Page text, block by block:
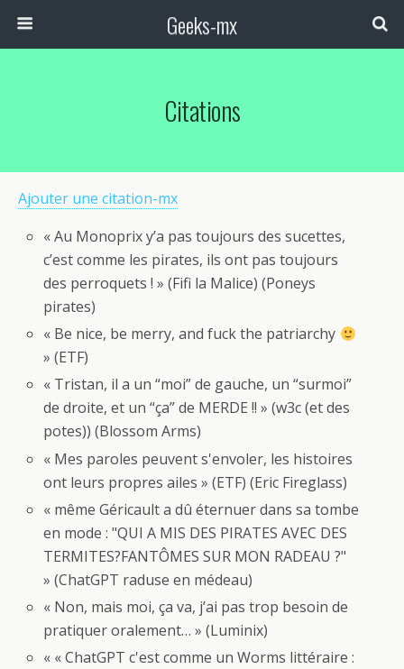
Geeks-mx
Citations
Ajouter une citation-mx
« Au Monoprix y’a pas toujours des sucettes,
c’est comme les pirates, ils ont pas toujours
des perroquets ! » (Fifi la Malice) (Poneys
pirates)
« Be nice, be merry, and fuck the patriarchy
» (ETF)
« Tristan, il a un “moi” de gauche, un “surmoi”
de droite, et un “ça” de MERDE !! » (w3c (et des
potes)) (Blossom Arms)
« Mes paroles peuvent s'envoler, les histoires
ont leurs propres ailes » (ETF) (Eric Fireglass)
« même Géricault a dû éternuer dans sa tombe
en mode : "QUI A MIS DES PIRATES AVEC DES
TERMITES?FANTÔMES SUR MON RADEAU ?"
» (ChatGPT raduse en médeau)
« Non, mais moi, ça va, j’ai pas trop besoin de
pratiquer oralement… » (Luminix)
« « ChatGPT c'est comme un Worms littéraire :